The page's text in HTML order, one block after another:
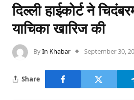
दिल्ली हाईकोर्ट ने
याचिका खारिज की
ByIn Khabar September 30,
Share